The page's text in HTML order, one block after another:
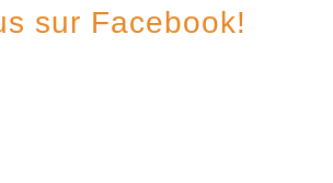
sur Facebook!